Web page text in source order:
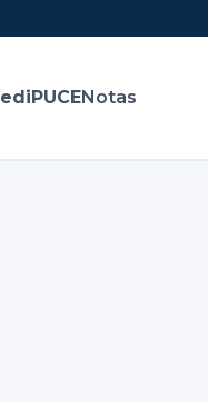
ediPUCENotas